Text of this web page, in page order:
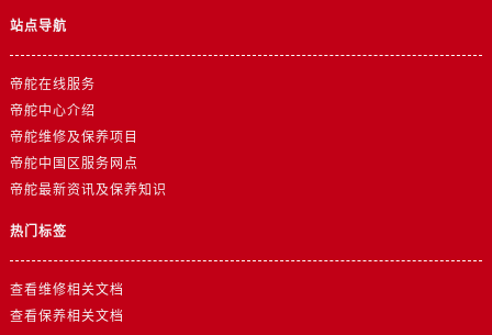
站点导航
帝舵在线服务
帝舵中心介绍
帝舵维修及保养项目
帝舵中国区服务网点
帝舵最新资讯及保养知识
热门标签
查看维修相关文档
查看保养相关文档